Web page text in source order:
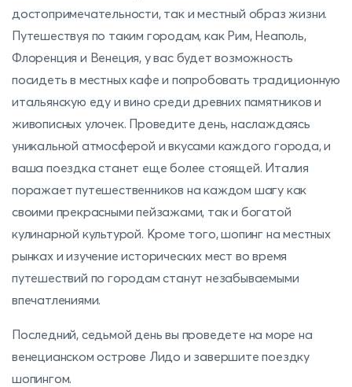
достопримечательности, так и местный образ жизни.
Путешествуя по таким городам, как Рим, Неаполь,
Флоренция и Венеция, у вас будет возможность
посидеть в местных кафе и попробовать традиционную
итальянскую еду и вино среди древних памятников и
живописных улочек. Проведите день, наслаждаясь
уникальной атмосферой и вкусами каждого города, и
ваша поездка станет еще более стоящей. Италия
поражает путешественников на каждом шагу как
своими прекрасными пейзажами, так и богатой
кулинарной культурой. Кроме того, шопинг на местных
рынках и изучение исторических мест во время
путешествий по городам станут незабываемыми
впечатлениями.
Последний, седьмой день вы проведете на море на
венецианском острове Лидо и завершите поездку
шопингом.